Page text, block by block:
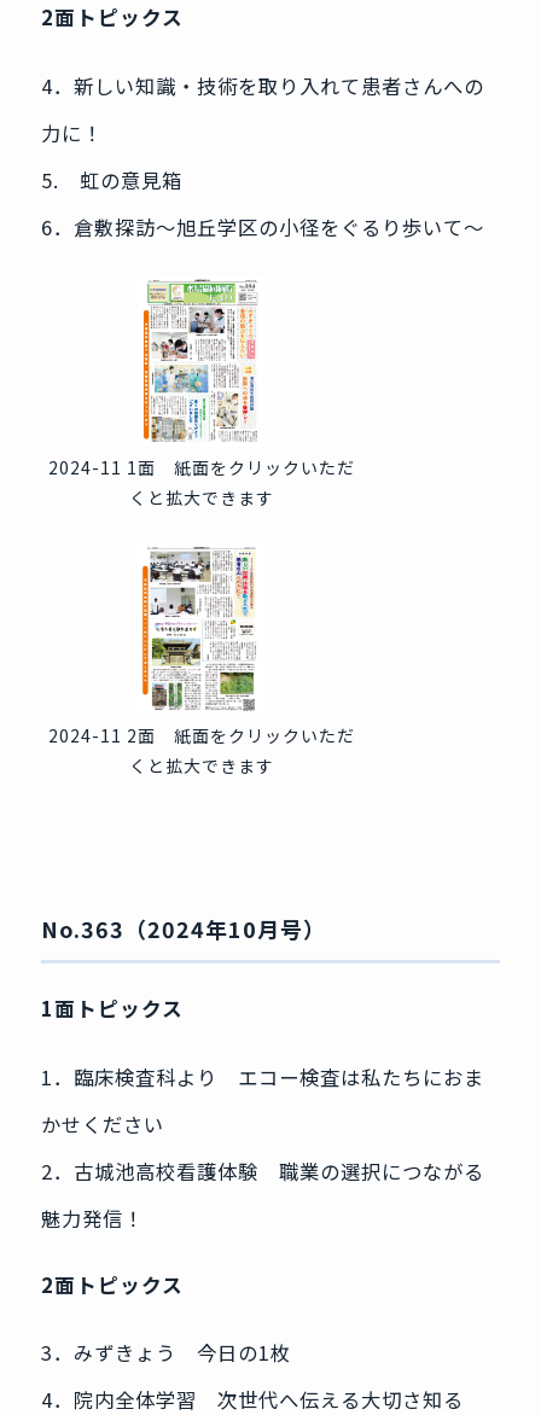
2面トピックス
4．新しい知識・技術を取り入れて患者さんへの
力に！
5. 虹の意見箱
6．倉敷探訪～旭丘学区の小径をぐるり歩いて～
2024-11 1面 紙面をクリックいただ
くと拡大できます
2024-11 2面 紙面をクリックいただ
くと拡大できます
No.363（2024年10月号）
1面トピックス
1．臨床検査科より エコー検査は私たちにおま
かせください
2．古城池高校看護体験 職業の選択につながる
魅力発信！
2面トピックス
3．みずきょう 今日の1枚
4．院内全体学習 次世代へ伝える大切さ知る